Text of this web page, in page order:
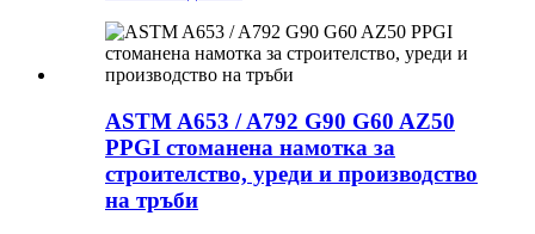
ASTM A653 / A792 G90 G60 AZ50
PPGI стоманена намотка за
строителство, уреди и производство
на тръби